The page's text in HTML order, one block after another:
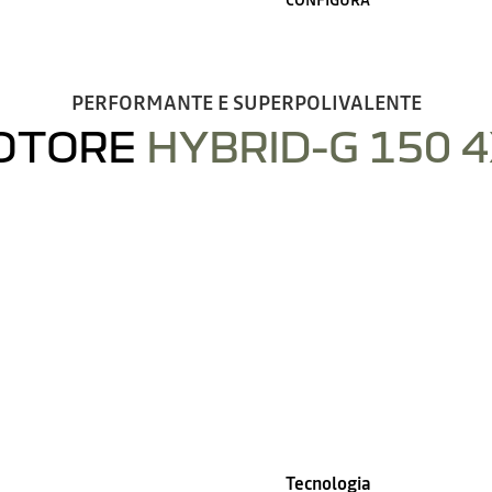
PERFORMANTE E SUPERPOLIVALENTE
HYBRID-G 150
Tecnologia